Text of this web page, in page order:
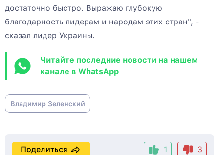
достаточно быстро. Выражаю глубокую
благодарность лидерам и народам этих стран", -
сказал лидер Украины.
Читайте последние новости на нашем
канале в WhatsApp
Владимир Зеленский
1 3
Поделиться